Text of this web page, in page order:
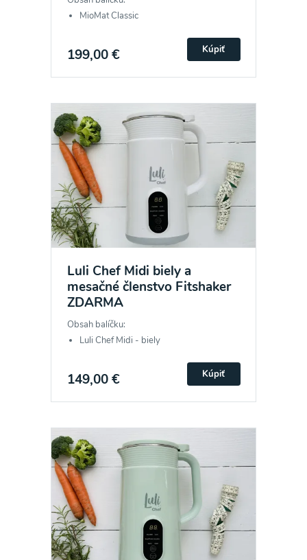
MioMat Classic
199,00 € Kúpiť
Luli Chef Midi biely a
mesačné členstvo Fitshaker
ZDARMA
Obsah balíčku:
Luli Chef Midi - biely
149,00 € Kúpiť